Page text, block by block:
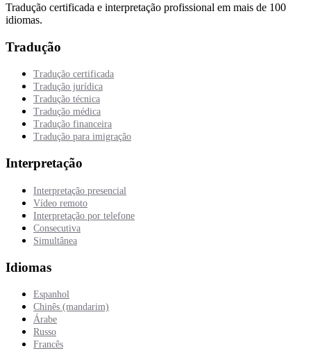
Tradução certificada e interpretação profissional em mais de 100
idiomas.
Tradução
Tradução certificada
Tradução jurídica
Tradução técnica
Tradução médica
Tradução financeira
Tradução para imigração
Interpretação
Interpretação presencial
Vídeo remoto
Interpretação por telefone
Consecutiva
Simultânea
Idiomas
Espanhol
Chinês (mandarim)
Árabe
Russo
Francês